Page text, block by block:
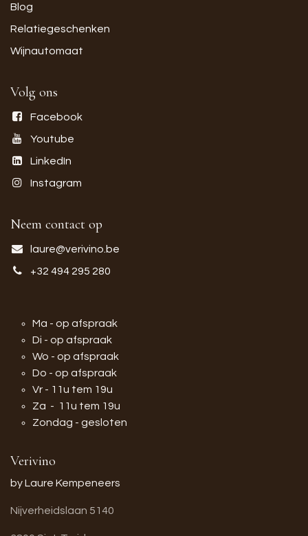
Blog
Relatiegeschenken
Wijnautomaat
Volg ons
Facebook
Youtube
LinkedIn
Instagram
Neem contact op
laure@verivino.be
+32 494 295 280
Ma - op afspraak
Di - op afspraak
Wo - op afspraak
Do - op afspraak
Vr - 11u tem 19u
Za - 11u tem 19u
Zondag - gesloten
Verivino
by Laure Kempeneers
Nijverheidslaan 5140